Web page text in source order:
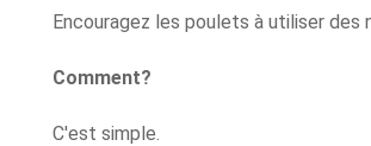
Encouragez les poulets à utiliser des
Comment?
C'est simple.